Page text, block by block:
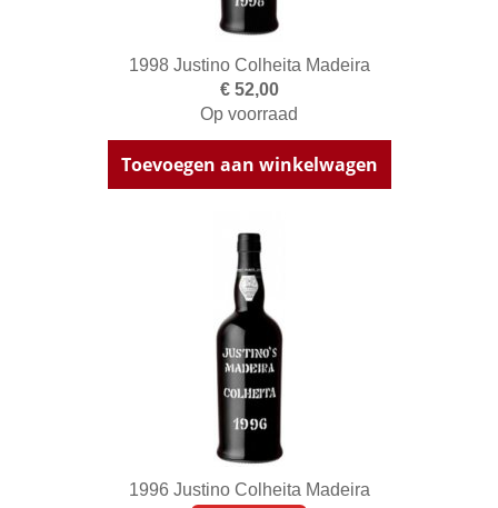
1998 Justino Colheita Madeira
€ 52,00
Op voorraad
Toevoegen aan winkelwagen
1996 Justino Colheita Madeira